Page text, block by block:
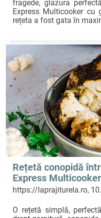
fragede, glazura
Express Multicooker cu
rețeta a fost gata în
Rețetă conopidă
Express
Crock-Pot by
https://laprajiturela.ro,
O rețetă simplă,